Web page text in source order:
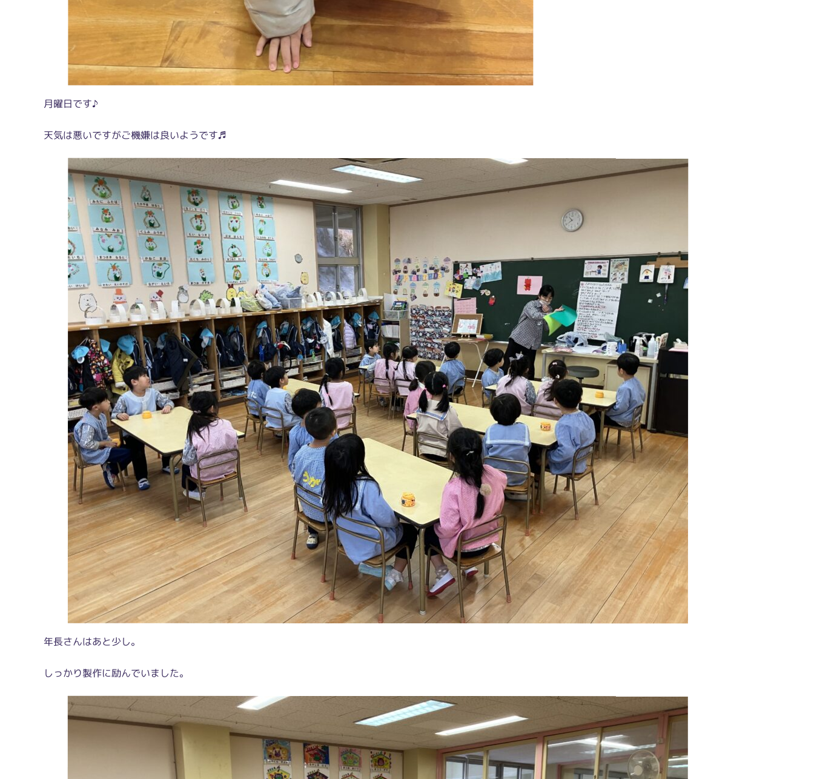
月曜日です♪
天気は悪いですがご機嫌は良いようです♬
年長さんはあと少し。
しっかり製作に励んでいました。